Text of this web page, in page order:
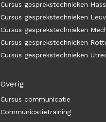
Cursus gesprekstechnieken
Cursus gesprekstechnieken
Cursus gesprekstechnieken
Cursus gesprekstechnieken
Cursus gesprekstechnieken
Overig
Cursus communicatie
Communicatietraining